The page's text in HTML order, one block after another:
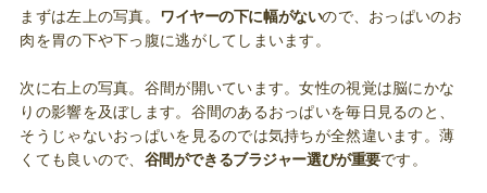
まずは左上の写真。 ワイヤーの下に幅がないので、おっぱいのお
肉を胃の下や下っ腹に逃がしてしまいます。
次に右上の写真。谷間が開いています。女性の視覚は脳にかな
りの影響を及ぼします。谷間のあるおっぱいを毎日見るのと、
そうじゃないおっぱいを見るのでは気持ちが全然違います。薄
くても良いので、 谷間ができるブラジャー選びが重要です。